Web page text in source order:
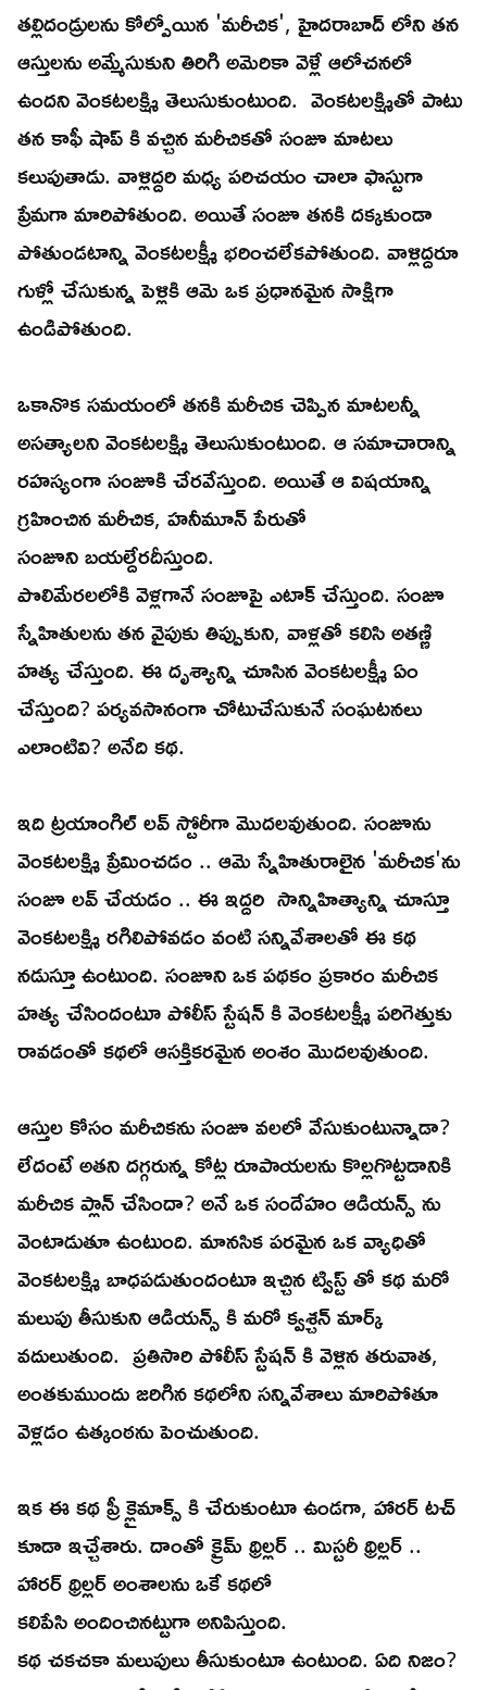
తల్లిదండ్రులను కోల్పోయిన 'మరీచిక', హైదరాబాద్ లోని తన
ఆస్తులను అమ్మేసుకుని తిరిగి అమెరికా వెళ్లే ఆలోచనలో
ఉందని వెంకటలక్ష్మి తెలుసుకుంటుంది. వెంకటలక్ష్మితో పాటు
తన కాఫీ షాప్ కి వచ్చిన మరీచికతో సంజూ మాటలు
కలుపుతాడు. వాళ్లిద్దరి మధ్య పరిచయం చాలా ఫాస్టుగా
ప్రేమగా మారిపోతుంది. అయితే సంజూ తనకి దక్కకుండా
పోతుండటాన్ని వెంకటలక్ష్మీ భరించలేకపోతుంది. వాళ్లిద్దరూ
గుళ్లో చేసుకున్న పెళ్లికి ఆమె ఒక ప్రధానమైన సాక్షిగా
ఉండిపోతుంది.
ఒకానొక సమయంలో తనకి మరీచిక చెప్పిన మాటలన్నీ
అసత్యాలని వెంకటలక్ష్మి తెలుసుకుంటుంది. ఆ సమాచారాన్ని
రహస్యంగా సంజూకి చేరవేస్తుంది. అయితే ఆ విషయాన్ని
గ్రహించిన మరీచిక, హనీమూన్ పేరుతో
సంజూని బయల్దేరదీస్తుంది.
పొలిమేరలలోకి వెళ్లగానే సంజూపై ఎటాక్ చేస్తుంది. సంజూ
స్నేహితులను తన వైపుకు తిప్పుకుని, వాళ్లతో కలిసి అతణ్ణి
హత్య చేస్తుంది. ఈ దృశ్యాన్ని చూసిన వెంకటలక్ష్మీ ఏం
చేస్తుంది? పర్యవసానంగా చోటుచేసుకునే సంఘటనలు
ఎలాంటివి? అనేది కథ.
ఇది ట్రయాంగిల్ లవ్ స్టోరీగా మొదలవుతుంది. సంజూను
వెంకటలక్ష్మి ప్రేమించడం .. ఆమె స్నేహితురాలైన 'మరీచిక'ను
సంజూ లవ్ చేయడం .. ఈ ఇద్దరి సాన్నిహిత్యాన్ని చూస్తూ
వెంకటలక్ష్మి రగిలిపోవడం వంటి సన్నివేశాలతో ఈ కథ
నడుస్తూ ఉంటుంది. సంజూని ఒక పథకం ప్రకారం మరీచిక
హత్య చేసిందంటూ పోలీస్ స్టేషన్ కి వెంకటలక్ష్మీ పరిగెత్తుకు
రావడంతో కథలో ఆసక్తికరమైన అంశం మొదలవుతుంది.
ఆస్తుల కోసం మరీచికను సంజూ వలలో వేసుకుంటున్నాడా?
లేదంటే అతని దగ్గరున్న కోట్ల రూపాయలను కొల్లగొట్టడానికి
మరీచిక ప్లాన్ చేసిందా? అనే ఒక సందేహం ఆడియన్స్ ను
వెంటాడుతూ ఉంటుంది. మానసిక పరమైన ఒక వ్యాధితో
వెంకటలక్ష్మి బాధపడుతుందంటూ ఇచ్చిన ట్విస్ట్ తో కథ మరో
మలుపు తీసుకుని ఆడియన్స్ కి మరో క్వశ్చన్ మార్క్
వదులుతుంది. ప్రతిసారి పోలీస్ స్టేషన్ కి వెళ్లిన తరువాత,
అంతకుముందు జరిగిన కథలోని సన్నివేశాలు మారిపోతూ
వెళ్లడం ఉత్కంఠను పెంచుతుంది.
ఇక ఈ కథ ప్రీ క్లైమాక్స్ కి చేరుకుంటూ ఉండగా, హారర్ టచ్
కూడా ఇచ్చేశారు. దాంతో క్రైమ్ థ్రిల్లర్ .. మిస్టరీ థ్రిల్లర్ ..
హారర్ థ్రిల్లర్ అంశాలను ఒకే కథలో
కలిపేసి అందించినట్టుగా అనిపిస్తుంది.
కథ చకచకా మలుపులు తీసుకుంటూ ఉంటుంది. ఏది నిజం?